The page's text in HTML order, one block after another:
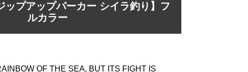
ップアップパーカー シイラ釣り】フ
ルカラー
OF THE SEA, BUT ITS FIGHT IS